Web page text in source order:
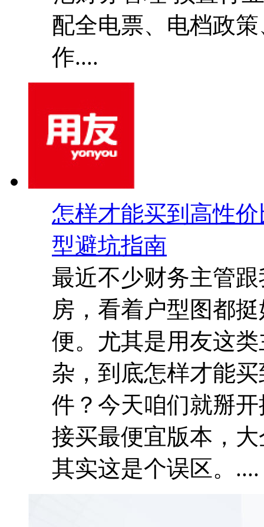
配全电票、电档政
作....
怎样才能买到高性
型避坑指南
最近不少财务主管
房，看着户型图都
便。尤其是用友这
杂，到底怎样才能
件？今天咱们就掰
接买最便宜版本，
其实这是个误区。....